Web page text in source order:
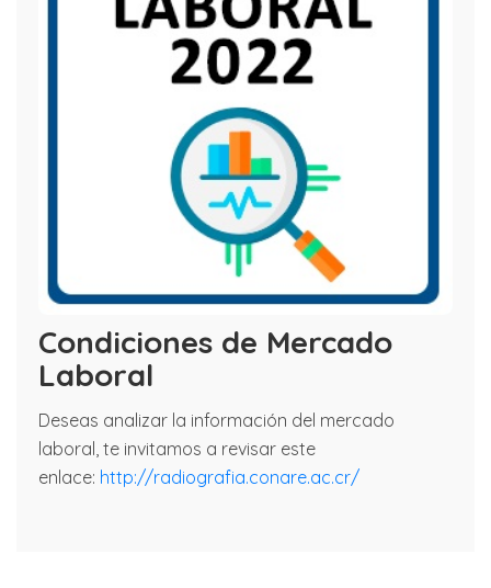
Condiciones de Mercado
Laboral
Deseas analizar la información del mercado
laboral, te invitamos a revisar este
enlace: http://radiografia.conare.ac.cr/